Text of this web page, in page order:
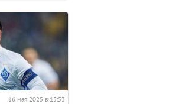
16 мая 2025 в 15:53